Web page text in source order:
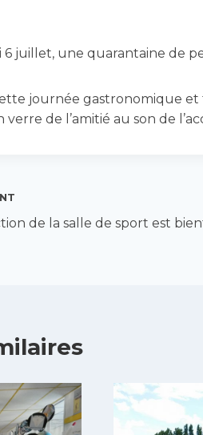
6 juillet, une quarantaine de
journée gastronomique et
de l’amitié au son de
de la salle de sport est